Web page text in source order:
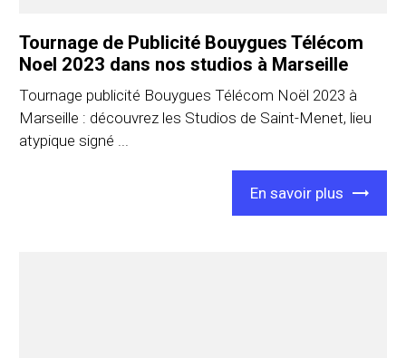
Tournage de Publicité Bouygues Télécom
Noel 2023 dans nos studios à Marseille
Tournage publicité Bouygues Télécom Noël 2023 à
Marseille : découvrez les Studios de Saint-Menet, lieu
atypique signé ...
En savoir plus